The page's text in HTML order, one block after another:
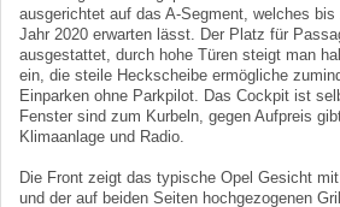
ausgerichtet auf das A-Segment, welches
Jahr 2020 erwarten lässt. Der Platz für
ausgestattet, durch hohe Türen steigt man
ein, die steile Heckscheibe ermögliche
Einparken ohne Parkpilot. Das Cockpit ist
Fenster sind zum Kurbeln, gegen Aufpreis
Klimaanlage und Radio.
Die Front zeigt das typische Opel Gesicht
und der auf beiden Seiten hochgezogenen